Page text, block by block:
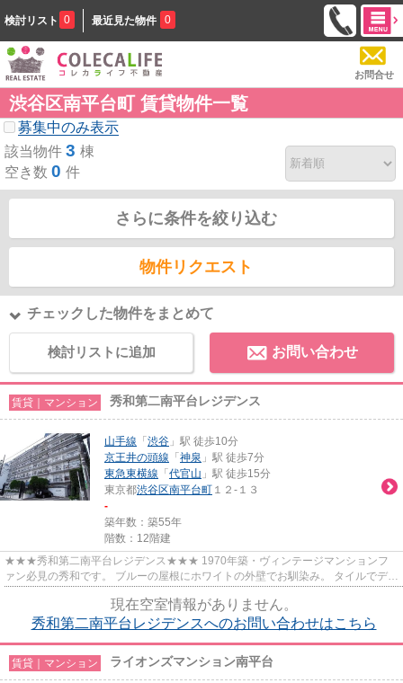
検討リスト 0 最近見た物件 0
お問合せ
渋谷区南平台町 賃貸物件一覧
募集中のみ表示
該当物件 3 棟
空き数 0 件
さらに条件を絞り込む
物件リクエスト
チェックした物件をまとめて
検討リストに追加 お問い合わせ
賃貸｜マンション 秀和第二南平台レジデンス
山手線 「 渋谷 」駅 徒歩10分
京王井の頭線 「 神泉 」駅 徒歩7分
東急東横線 「 代官山 」駅 徒歩15分
東京都渋谷区南平台町 １２-１３
-
築年数：築55年
階数：12階建
★★★秀和第二南平台レジデンス★★★ 1970年築・ヴィンテージマンションフ
ァン必見の秀和です。 ブルーの屋根にホワイトの外壁でお馴染み。 タイルでデザ
現在空室情報がありません。
秀和第二南平台レジデンスへのお問い合わせはこちら
賃貸｜マンション ライオンズマンション南平台